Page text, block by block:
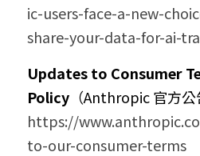
ic-users-face-a-new-
share-your-data-for-ai-
Updates to Consumer
Policy （Anthropic 官方
https://
to-our-consumer-terms